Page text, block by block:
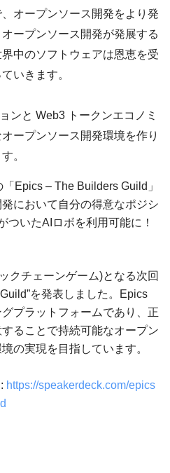
オープンソース開発をより発
ープンソース開発が発展する
中のソフトウェアは恩恵を受
いきます。
ンと Web3 トークンエコノミ
ープンソース開発環境を作り
。
クチェーンゲーム)となる次回
を発表しました。Epics
プラットフォームであり、正
ることで持続可能なオープン
の実現を目指しています。
https://speakerdeck.com/epics